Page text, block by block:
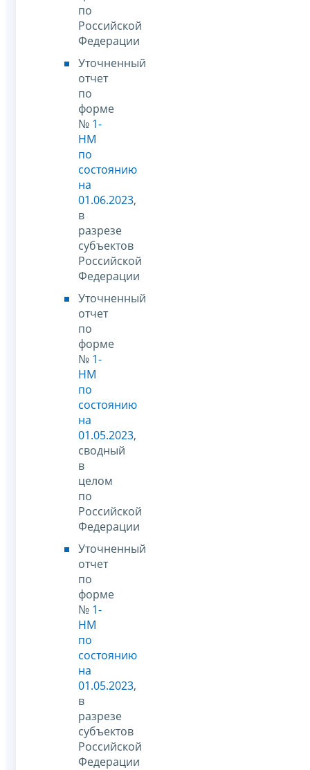
по
Российской
Федерации
Уточненный
отчет
по
форме
№ 1-
НМ
по
состоянию
на
01.06.2023,
в
разрезе
субъектов
Российской
Федерации
Уточненный
отчет
по
форме
№ 1-
НМ
по
состоянию
на
01.05.2023,
сводный
в
целом
по
Российской
Федерации
Уточненный
отчет
по
форме
№ 1-
НМ
по
состоянию
на
01.05.2023,
в
разрезе
субъектов
Российской
Федерации